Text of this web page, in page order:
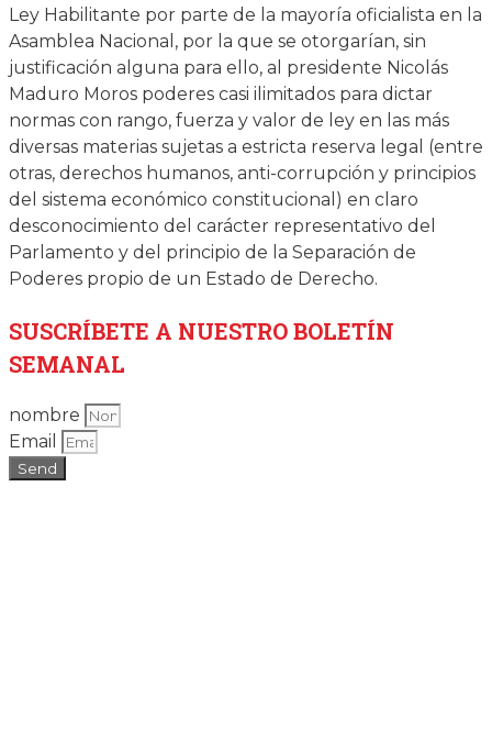
Ley Habilitante por parte de la mayoría oficialista en la
Asamblea Nacional, por la que se otorgarían, sin
justificación alguna para ello, al presidente Nicolás
Maduro Moros poderes casi ilimitados para dictar
normas con rango, fuerza y valor de ley en las más
diversas materias sujetas a estricta reserva legal (entre
otras, derechos humanos, anti-corrupción y principios
del sistema económico constitucional) en claro
desconocimiento del carácter representativo del
Parlamento y del principio de la Separación de
Poderes propio de un Estado de Derecho.
SUSCRÍBETE A NUESTRO BOLETÍN
SEMANAL
nombre
Email
Send